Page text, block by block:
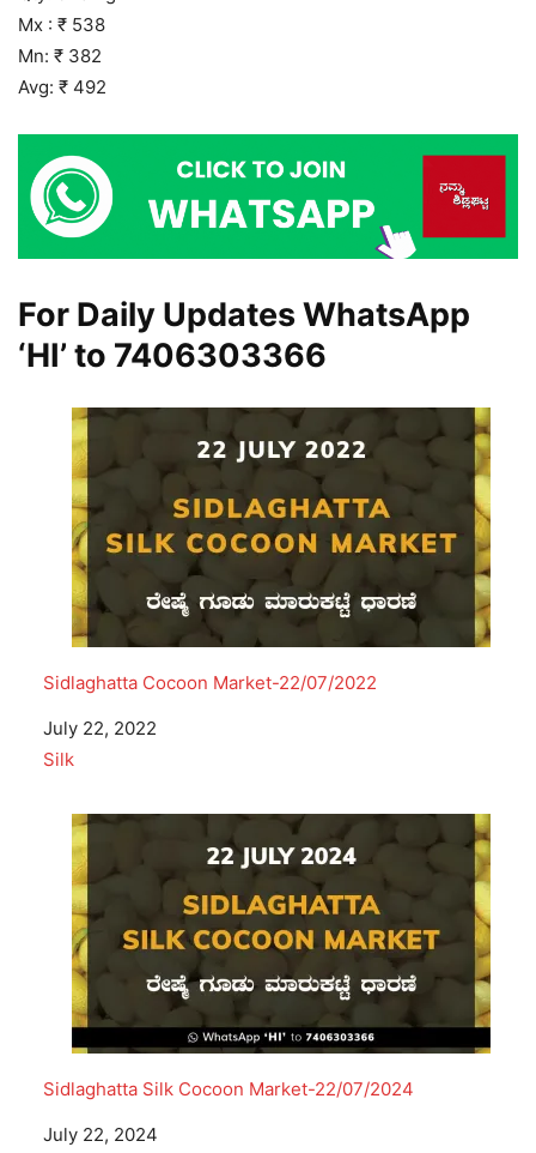
Mx : ₹ 538
Mn: ₹ 382
Avg: ₹ 492
For Daily Updates WhatsApp
‘HI’ to 7406303366
Sidlaghatta Cocoon Market-22/07/2022
Date
July 22, 2022
In relation to
Silk
Sidlaghatta Silk Cocoon Market-22/07/2024
Date
July 22, 2024